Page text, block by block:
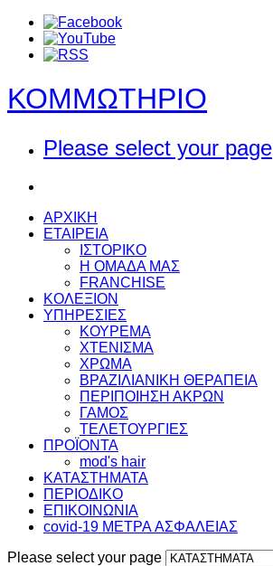
ΚΟΜΜΩΤΗΡΙΟ
Please select your page
ΑΡΧΙΚΗ
ΕΤΑΙΡΕΙΑ
ΙΣΤΟΡΙΚΟ
Η ΟΜΑΔΑ ΜΑΣ
FRANCHISE
ΚΟΛΕΞΙΟΝ
ΥΠΗΡΕΣΙΕΣ
ΚΟΥΡΕΜΑ
ΧΤΕΝΙΣΜΑ
ΧΡΩΜΑ
ΒΡΑΖΙΛΙΑΝΙΚΗ ΘΕΡΑΠΕΙΑ
ΠΕΡΙΠΟΙΗΣΗ ΑΚΡΩΝ
ΓΑΜΟΣ
ΤΕΛΕΤΟΥΡΓΙΕΣ
ΠΡΟΪΟΝΤΑ
mod's hair
ΚΑΤΑΣΤΗΜΑΤΑ
ΠΕΡΙΟΔΙΚΟ
ΕΠΙΚΟΙΝΩΝΙΑ
covid-19 METΡΑ AΣΦΑΛΕΙΑΣ
Please select your page